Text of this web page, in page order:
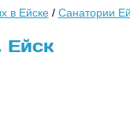
в Ейске/ Санатории
Ейск